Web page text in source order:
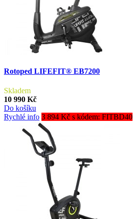
Rotoped LIFEFIT® EB7200
Skladem
10 990 Kč
Do košíku
Rychlé info 3 894 Kč s kódem: FITBD40